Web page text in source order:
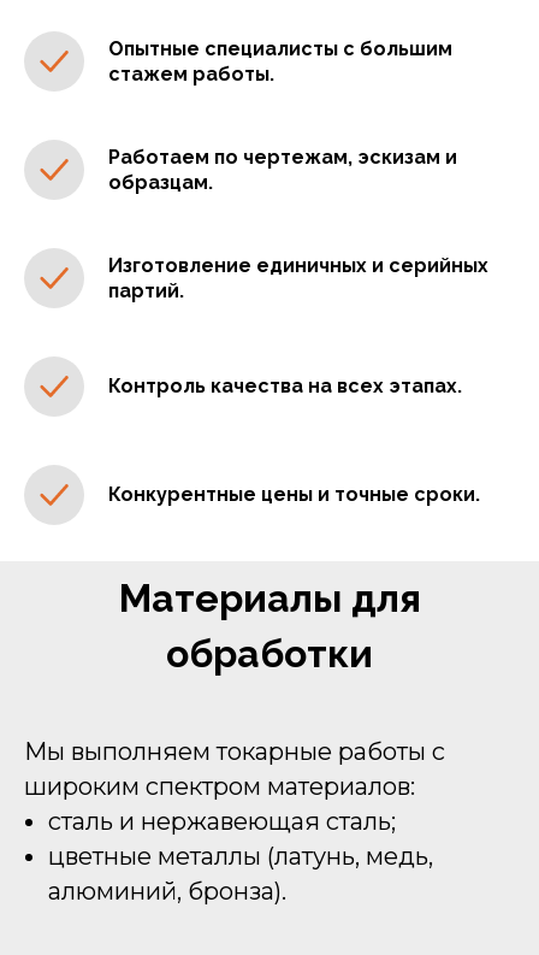
Опытные специалисты с большим
стажем работы.
Работаем по чертежам, эскизам и
образцам.
Изготовление единичных и серийных
партий.
Контроль качества на всех этапах.
Конкурентные цены и точные сроки.
Материалы для
обработки
Мы выполняем токарные работы с
широким спектром материалов:
сталь и нержавеющая сталь;
цветные металлы (латунь, медь,
алюминий, бронза).